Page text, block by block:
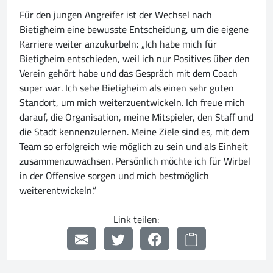
Für den jungen Angreifer ist der Wechsel nach
Bietigheim eine bewusste Entscheidung, um die eigene
Karriere weiter anzukurbeln: „Ich habe mich für
Bietigheim entschieden, weil ich nur Positives über den
Verein gehört habe und das Gespräch mit dem Coach
super war. Ich sehe Bietigheim als einen sehr guten
Standort, um mich weiterzuentwickeln. Ich freue mich
darauf, die Organisation, meine Mitspieler, den Staff und
die Stadt kennenzulernen. Meine Ziele sind es, mit dem
Team so erfolgreich wie möglich zu sein und als Einheit
zusammenzuwachsen. Persönlich möchte ich für Wirbel
in der Offensive sorgen und mich bestmöglich
weiterentwickeln.“
Link teilen: